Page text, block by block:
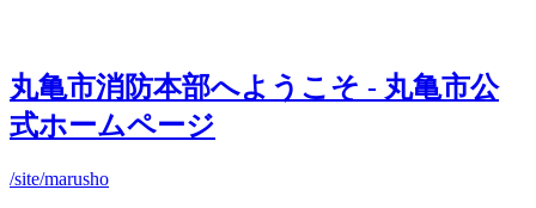
丸亀市消防本部へようこそ - 丸亀市公
式ホームページ
/site/marusho